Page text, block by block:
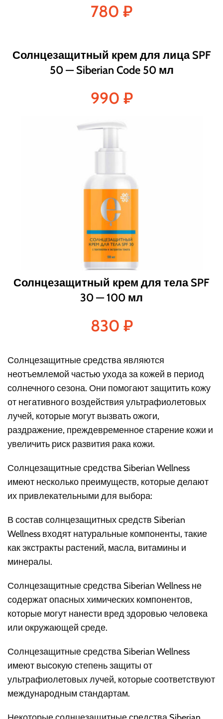
780 ₽
Солнцезащитный крем для лица SPF
50 — Siberian Code 50 мл
990 ₽
Солнцезащитный крем для тела SPF
30 — 100 мл
830 ₽
Солнцезащитные средства являются
неотъемлемой частью ухода за кожей в период
солнечного сезона. Они помогают защитить кожу
от негативного воздействия ультрафиолетовых
лучей, которые могут вызвать ожоги,
раздражение, преждевременное старение кожи и
увеличить риск развития рака кожи.
Солнцезащитные средства Siberian Wellness
имеют несколько преимуществ, которые делают
их привлекательными для выбора:
В состав солнцезащитных средств Siberian
Wellness входят натуральные компоненты, такие
как экстракты растений, масла, витамины и
минералы.
Солнцезащитные средства Siberian Wellness не
содержат опасных химических компонентов,
которые могут нанести вред здоровью человека
или окружающей среде.
Солнцезащитные средства Siberian Wellness
имеют высокую степень защиты от
ультрафиолетовых лучей, которые соответствуют
международным стандартам.